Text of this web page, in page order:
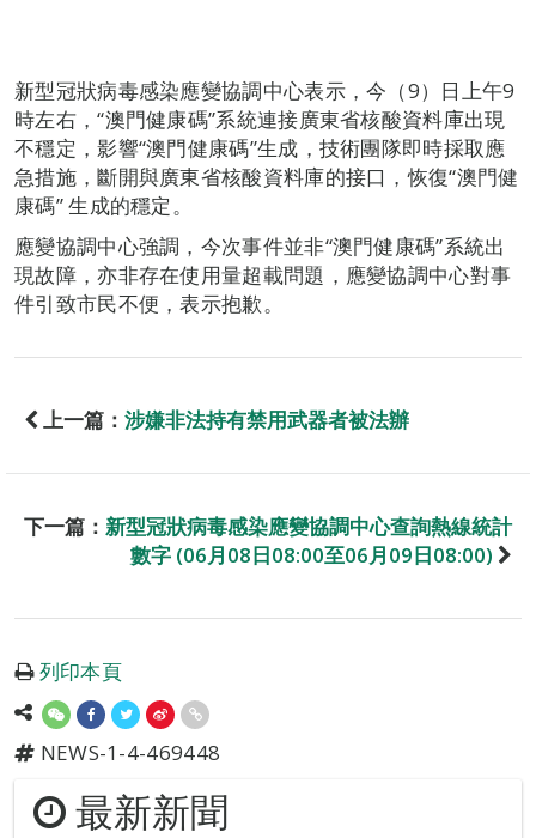
新型冠狀病毒感染應變協調中心表示，今（9）日上午9
時左右，“澳門健康碼”系統連接廣東省核酸資料庫出現
不穩定，影響“澳門健康碼”生成，技術團隊即時採取應
急措施，斷開與廣東省核酸資料庫的接口，恢復“澳門健
康碼” 生成的穩定。
應變協調中心強調，今次事件並非“澳門健康碼”系統出
現故障，亦非存在使用量超載問題，應變協調中心對事
件引致市民不便，表示抱歉。
上一篇： 涉嫌非法持有禁用武器者被法辦
下一篇： 新型冠狀病毒感染應變協調中心查詢熱線統計
數字 (06月08日08:00至06月09日08:00)
列印本頁
NEWS-1-4-469448
最新新聞